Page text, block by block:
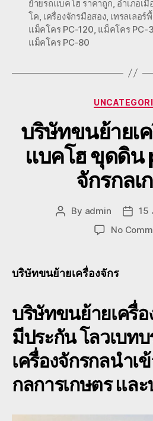
ย้ายรถแบคโฮ ราคาถูก, อำเภอเ
โค, เครื่องจักรมือสอง, เทรลเลอร์
แม็คโคร PC-120, แม็คโคร PC-
แม็คโคร PC-80
บริษัทขนย้ายเ
แบคโฮ ขุดดิน
จักรกลเ
Post
By admin
Post
date
15
No
บริษัทขนย้ายเครื่องจักร
บริษัทขนย้ายเครื่อ
มีประกัน โลวเบท
เครื่องจักรกลนำเ
กลการเกษตร แล